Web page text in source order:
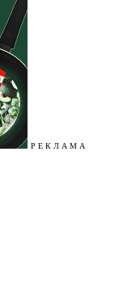
Р Е К Л А М А